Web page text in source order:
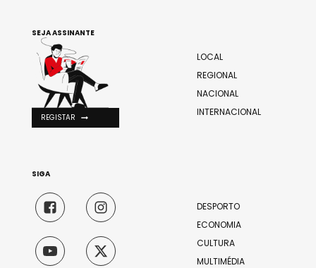
LOCAL
REGIONAL
NACIONAL
INTERNACIONAL
DESPORTO
ECONOMIA
CULTURA
MULTIMÉDIA
SEJA ASSINANTE
REGISTAR
SIGA